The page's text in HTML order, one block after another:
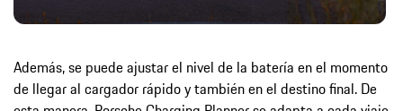
Además, se puede ajustar el nivel de la batería en el momento
de llegar al cargador rápido y también en el destino final. De